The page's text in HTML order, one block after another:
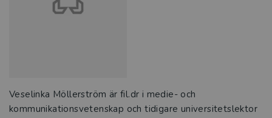
Veselinka Möllerström är fil.dr i medie- och
kommunikationsvetenskap och tidigare universitetslektor